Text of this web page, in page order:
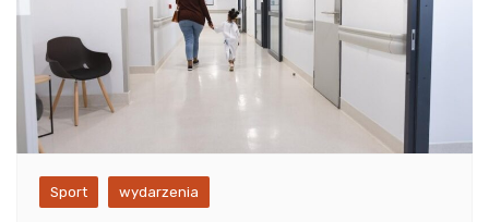
Sport wydarzenia